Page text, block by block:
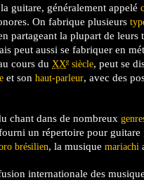
guitare, généralement appelé
On fabrique plusieurs
partageant la plupart de leurs
peut aussi se fabriquer en
cours du XXe siècle, peut se
et son haut-parleur, avec des
chant dans de nombreux
un répertoire pour
brésilien, la musique mariachi
internationale des